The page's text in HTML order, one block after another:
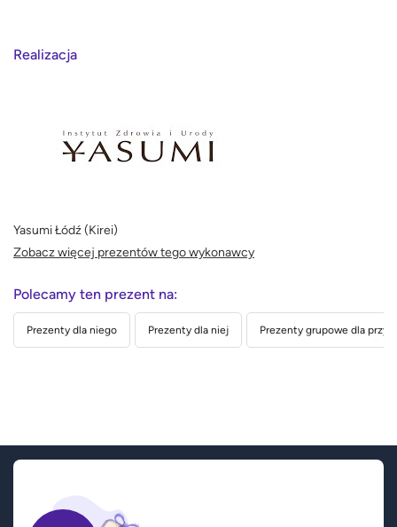
Realizacja
Yasumi Łódź (Kirei)
Zobacz więcej prezentów tego wykonawcy
Polecamy ten prezent na:
Prezenty dla niego Prezenty dla niej Prezenty grupowe dla